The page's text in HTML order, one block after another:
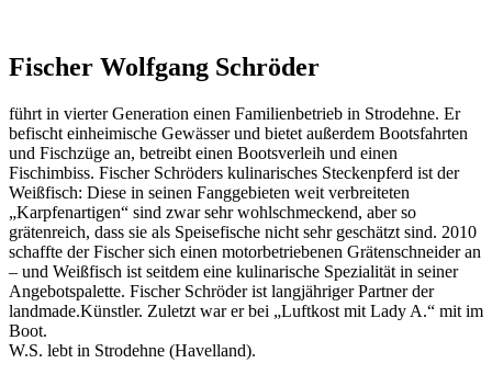
Fischer Wolfgang Schröder
führt in vierter Generation einen Familienbetrieb in Strodehne. Er
befischt einheimische Gewässer und bietet außerdem Bootsfahrten
und Fischzüge an, betreibt einen Bootsverleih und einen
Fischimbiss. Fischer Schröders kulinarisches Steckenpferd ist der
Weißfisch: Diese in seinen Fanggebieten weit verbreiteten
„Karpfenartigen“ sind zwar sehr wohlschmeckend, aber so
grätenreich, dass sie als Speisefische nicht sehr geschätzt sind. 2010
schaffte der Fischer sich einen motorbetriebenen Grätenschneider an
– und Weißfisch ist seitdem eine kulinarische Spezialität in seiner
Angebotspalette. Fischer Schröder ist langjähriger Partner der
landmade.Künstler. Zuletzt war er bei „Luftkost mit Lady A.“ mit im
Boot.
W.S. lebt in Strodehne (Havelland).